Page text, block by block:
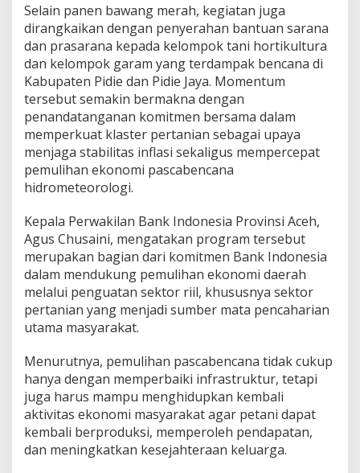
a
h
a
n
P
a
s
c
b
a
n
P
i
d
i
e
J
a
y
Selain panen bawang merah, kegiatan juga
dirangkaikan dengan penyerahan bantuan sarana
dan prasarana kepada kelompok tani hortikultura
dan kelompok garam yang terdampak bencana di
Kabupaten Pidie dan Pidie Jaya. Momentum
tersebut semakin bermakna dengan
penandatanganan komitmen bersama dalam
memperkuat klaster pertanian sebagai upaya
menjaga stabilitas inflasi sekaligus mempercepat
pemulihan ekonomi pascabencana
hidrometeorologi.
Kepala Perwakilan Bank Indonesia Provinsi Aceh,
Agus Chusaini, mengatakan program tersebut
merupakan bagian dari komitmen Bank Indonesia
dalam mendukung pemulihan ekonomi daerah
melalui penguatan sektor riil, khususnya sektor
pertanian yang menjadi sumber mata pencaharian
utama masyarakat.
Menurutnya, pemulihan pascabencana tidak cukup
hanya dengan memperbaiki infrastruktur, tetapi
juga harus mampu menghidupkan kembali
aktivitas ekonomi masyarakat agar petani dapat
kembali berproduksi, memperoleh pendapatan,
dan meningkatkan kesejahteraan keluarga.